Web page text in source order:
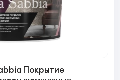
Покрытие